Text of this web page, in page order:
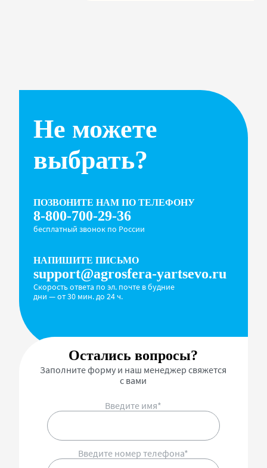
Не можете
выбрать?
ПОЗВОНИТЕ НАМ ПО ТЕЛЕФОНУ
8-800-700-29-36
бесплатный звонок по России
НАПИШИТЕ ПИСЬМО
support@agrosfera-yartsevo.ru
Скорость ответа по эл. почте в будние
дни — от 30 мин. до 24 ч.
Остались вопросы?
Заполните форму и наш менеджер свяжется
с вами
Введите имя*
Введите номер телефона*